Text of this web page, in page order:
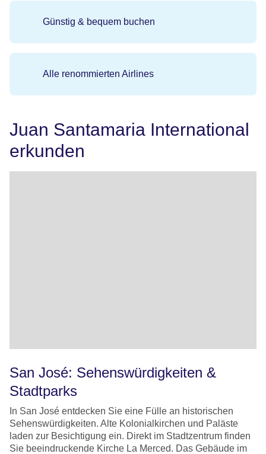
Günstig & bequem buchen
Alle renommierten Airlines
Juan Santamaria International
erkunden
San José: Sehenswürdigkeiten &
Stadtparks
In San José entdecken Sie eine Fülle an historischen
Sehenswürdigkeiten. Alte Kolonialkirchen und Paläste
laden zur Besichtigung ein. Direkt im Stadtzentrum finden
Sie beeindruckende Kirche La Merced. Das Gebäude im